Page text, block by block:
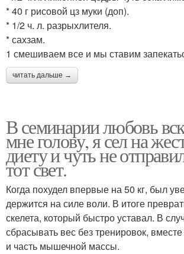
* 40 г рисовой цз муки (доп).
* 1/2 ч. л. разрыхлителя.
* сахзам.
1 смешиваем все и мы ставим
читать дальше →
В семинарии любовь
мне голову, я сел на
диету и чуть не
тот свет.
Когда похудел впервые на 50 кг, был
держится на силе воли. В итоге
скелета, который быстро уставал. В
сбрасывать вес без тренировок,
и часть мышечной массы.